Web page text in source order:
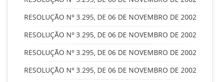
RESOLUÇÃO Nº 3.295, DE 06 DE NOVEMBRO DE 2002
RESOLUÇÃO Nº 3.295, DE 06 DE NOVEMBRO DE 2002
RESOLUÇÃO Nº 3.295, DE 06 DE NOVEMBRO DE 2002
RESOLUÇÃO Nº 3.295, DE 06 DE NOVEMBRO DE 2002